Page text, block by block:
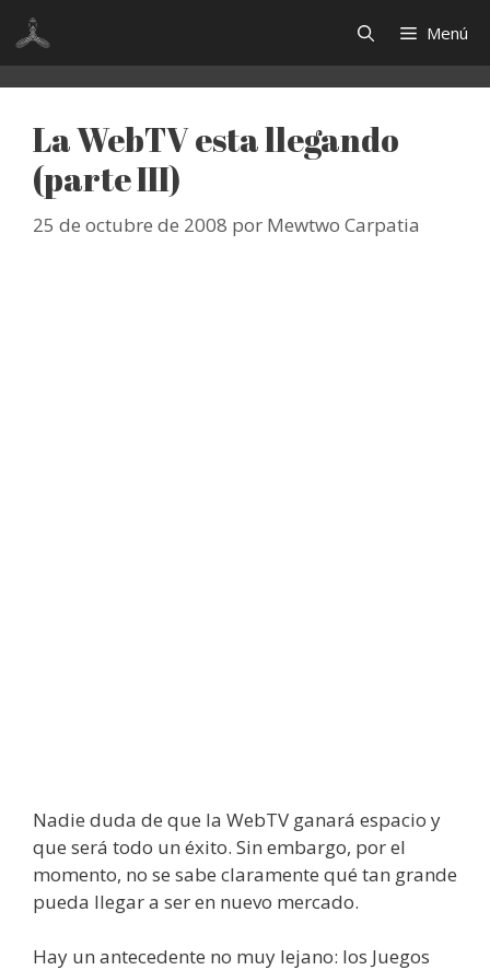
Saltar
contenido
Menú
La WebTV esta llegando
(parte III)
25 de octubre de 2008 por Mewtwo Carpatia
Nadie duda de que la WebTV ganará espacio y
que será todo un éxito. Sin embargo, por el
momento, no se sabe claramente qué tan grande
pueda llegar a ser en nuevo mercado.
Hay un antecedente no muy lejano: los Juegos